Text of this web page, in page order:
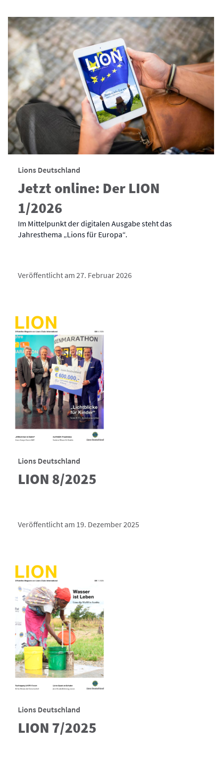
Lions Deutschland
Jetzt online: Der LION
1/2026
Im Mittelpunkt der digitalen Ausgabe steht das
Jahresthema „Lions für Europa“.
Veröffentlicht am 27. Februar 2026
Lions Deutschland
LION 8/2025
Veröffentlicht am 19. Dezember 2025
Lions Deutschland
LION 7/2025